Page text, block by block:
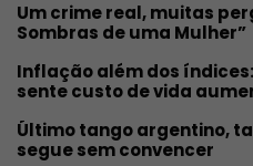
Um crime real, muitas
Sombras de uma Mulher”
Inflação além dos
sente custo de vida
Último tango argentino,
segue sem convencer